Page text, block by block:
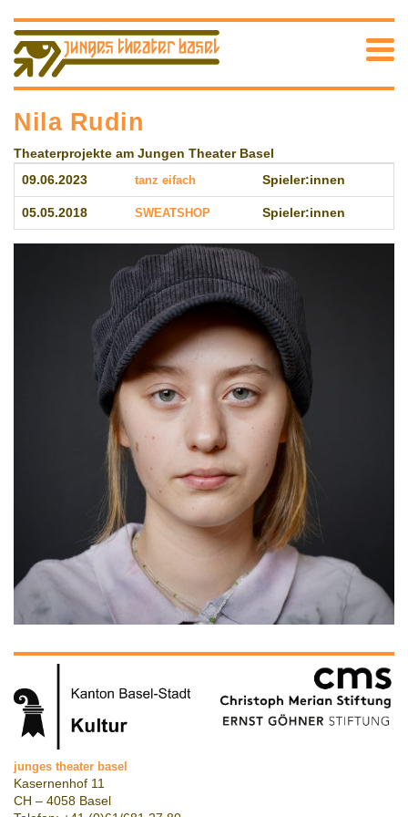
Nila Rudin
Theaterprojekte am Jungen Theater Basel
09.06.2023 tanz eifach Spieler:innen
05.05.2018 SWEATSHOP Spieler:innen
junges theater basel
Kasernenhof 11
CH – 4058 Basel